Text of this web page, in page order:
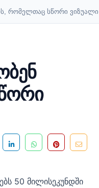
რომელთაც სწორი ვიზუალი
50 მილისეკუნდში